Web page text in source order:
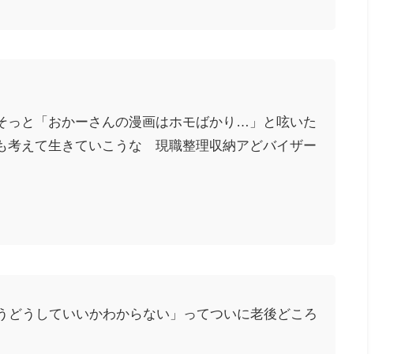
っと「おかーさんの漫画はホモばかり…」と呟いた
考えて生きていこうな 現職整理収納アどバイザー
うしていいかわからない」ってついに老後どころ